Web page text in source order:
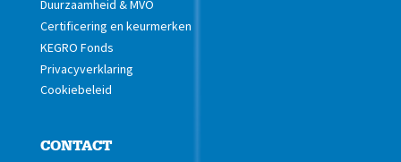
Duurzaamheid & MVO
Certificering en keurmerken
KEGRO Fonds
Privacyverklaring
Cookiebeleid
CONTACT